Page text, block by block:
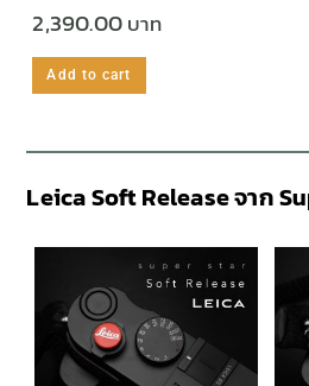
2,390.00
Add to cart
Leica Soft Release จาก